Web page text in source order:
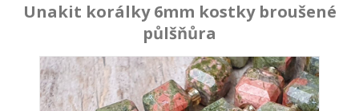
Unakit korálky 6mm kostky broušené
půlšňůra